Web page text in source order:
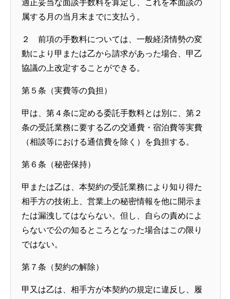
適正妥当な面談手数料を算定し、これを本面談の
属する月の当月末までに支払う。
２ 前項の手数料については、一般経済情勢の変
動により甲または乙から請求があった場合、甲乙
協議の上改定することができる。
第５条（実費等の負担）
甲は、第４条に定める委託手数料とは別に、第２
条の受託業務に要する乙の交通費・宿泊費等実費
（相談等における通信費を除く）を負担する。
第６条（秘密保持）
甲または乙は、本契約の受託業務により知り得た
相手方の技術上、営業上の秘密情報を他に開示ま
たは漏洩してはならない。但し、自らの責めによ
らないで公の知るところとなった場合はこの限り
ではない。
第７条（契約の解除）
甲又は乙は、相手方が本契約の規定に違反し、履